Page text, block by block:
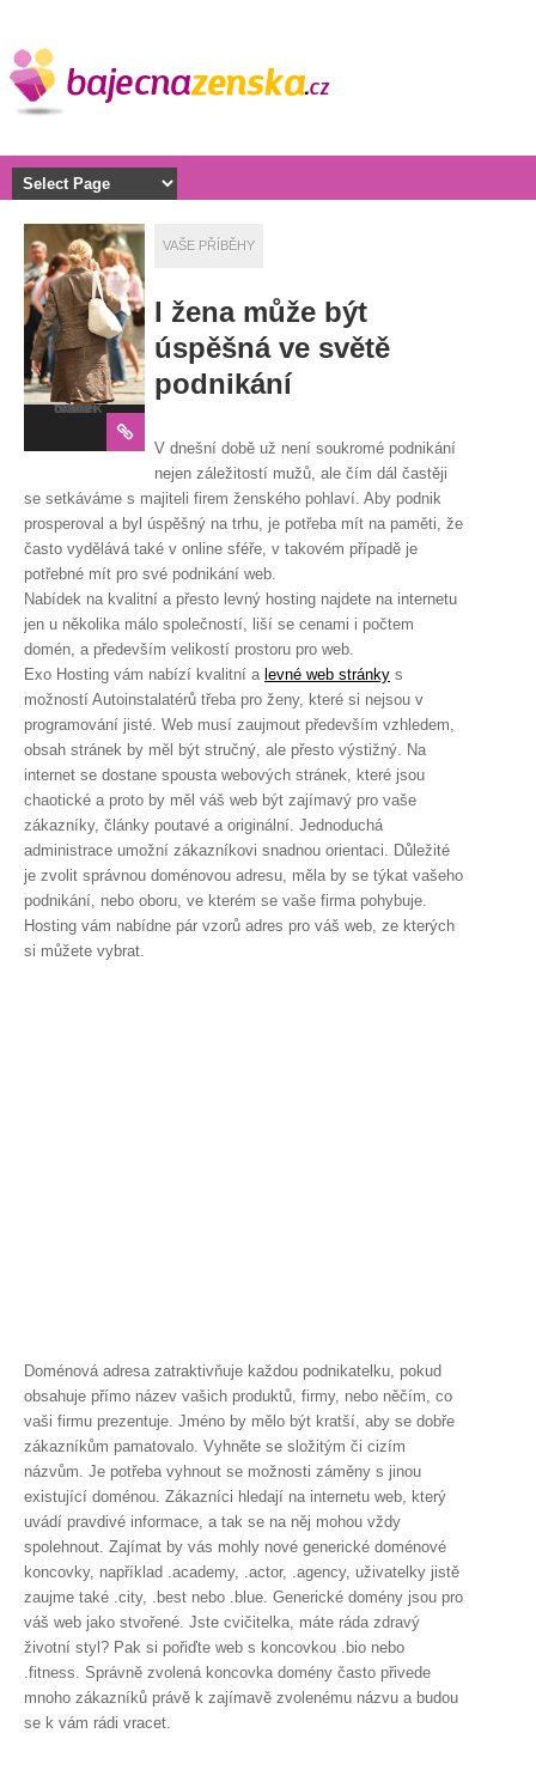
Sdílej tento článek
VAŠE PŘÍBĚHY
I žena může být
úspěšná ve světě
podnikání
V dnešní době už není soukromé podnikání
nejen záležitostí mužů, ale čím dál častěji
se setkáváme s majiteli firem ženského pohlaví. Aby podnik
prosperoval a byl úspěšný na trhu, je potřeba mít na paměti, že
často vydělává také v online sféře, v takovém případě je
potřebné mít pro své podnikání web.
Nabídek na kvalitní a přesto levný hosting najdete na internetu
jen u několika málo společností, liší se cenami i počtem
domén, a především velikostí prostoru pro web.
Exo Hosting vám nabízí kvalitní a levné web stránky s
možností Autoinstalatérů třeba pro ženy, které si nejsou v
programování jisté. Web musí zaujmout především vzhledem,
obsah stránek by měl být stručný, ale přesto výstižný. Na
internet se dostane spousta webových stránek, které jsou
chaotické a proto by měl váš web být zajímavý pro vaše
zákazníky, články poutavé a originální. Jednoduchá
administrace umožní zákazníkovi snadnou orientaci. Důležité
je zvolit správnou doménovou adresu, měla by se týkat vašeho
podnikání, nebo oboru, ve kterém se vaše firma pohybuje.
Hosting vám nabídne pár vzorů adres pro váš web, ze kterých
si můžete vybrat.
Doménová adresa zatraktivňuje každou podnikatelku, pokud
obsahuje přímo název vašich produktů, firmy, nebo něčím, co
vaši firmu prezentuje. Jméno by mělo být kratší, aby se dobře
zákazníkům pamatovalo. Vyhněte se složitým či cizím
názvům. Je potřeba vyhnout se možnosti záměny s jinou
existující doménou. Zákazníci hledají na internetu web, který
uvádí pravdivé informace, a tak se na něj mohou vždy
spolehnout. Zajímat by vás mohly nové generické doménové
koncovky, například .academy, .actor, .agency, uživatelky jistě
zaujme také .city, .best nebo .blue. Generické domény jsou pro
váš web jako stvořené. Jste cvičitelka, máte ráda zdravý
životní styl? Pak si pořiďte web s koncovkou .bio nebo
.fitness. Správně zvolená koncovka domény často přivede
mnoho zákazníků právě k zajímavě zvolenému názvu a budou
se k vám rádi vracet.